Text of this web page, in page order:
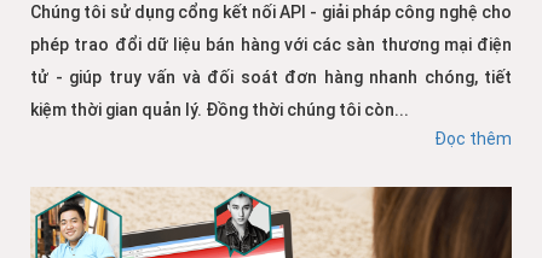
Chúng tôi sử dụng cổng kết nối API - giải pháp công nghệ cho
phép trao đổi dữ liệu bán hàng với các sàn thương mại điện
tử - giúp truy vấn và đối soát đơn hàng nhanh chóng, tiết
kiệm thời gian quản lý. Đồng thời chúng tôi còn...
Đọc thêm